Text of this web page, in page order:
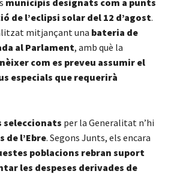
de l’eclipsi solar del 12 d’agost.
mitjançant una bateria de
al Parlament, amb què la
com es preveu assumir el
especials que requerirà
seleccionats per la Generalitat n’hi
de l’Ebre. Segons Junts, els encara
poblacions rebran suport
les despeses derivades de